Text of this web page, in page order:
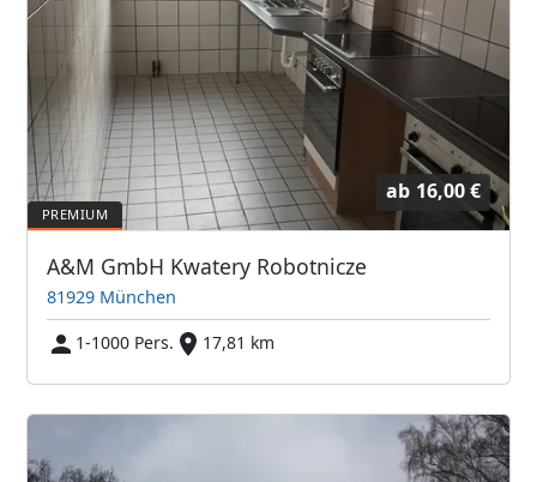
ab 16,00 €
A&M GmbH Kwatery Robotnicze
81929 München
1-1000 Pers.
17,81 km